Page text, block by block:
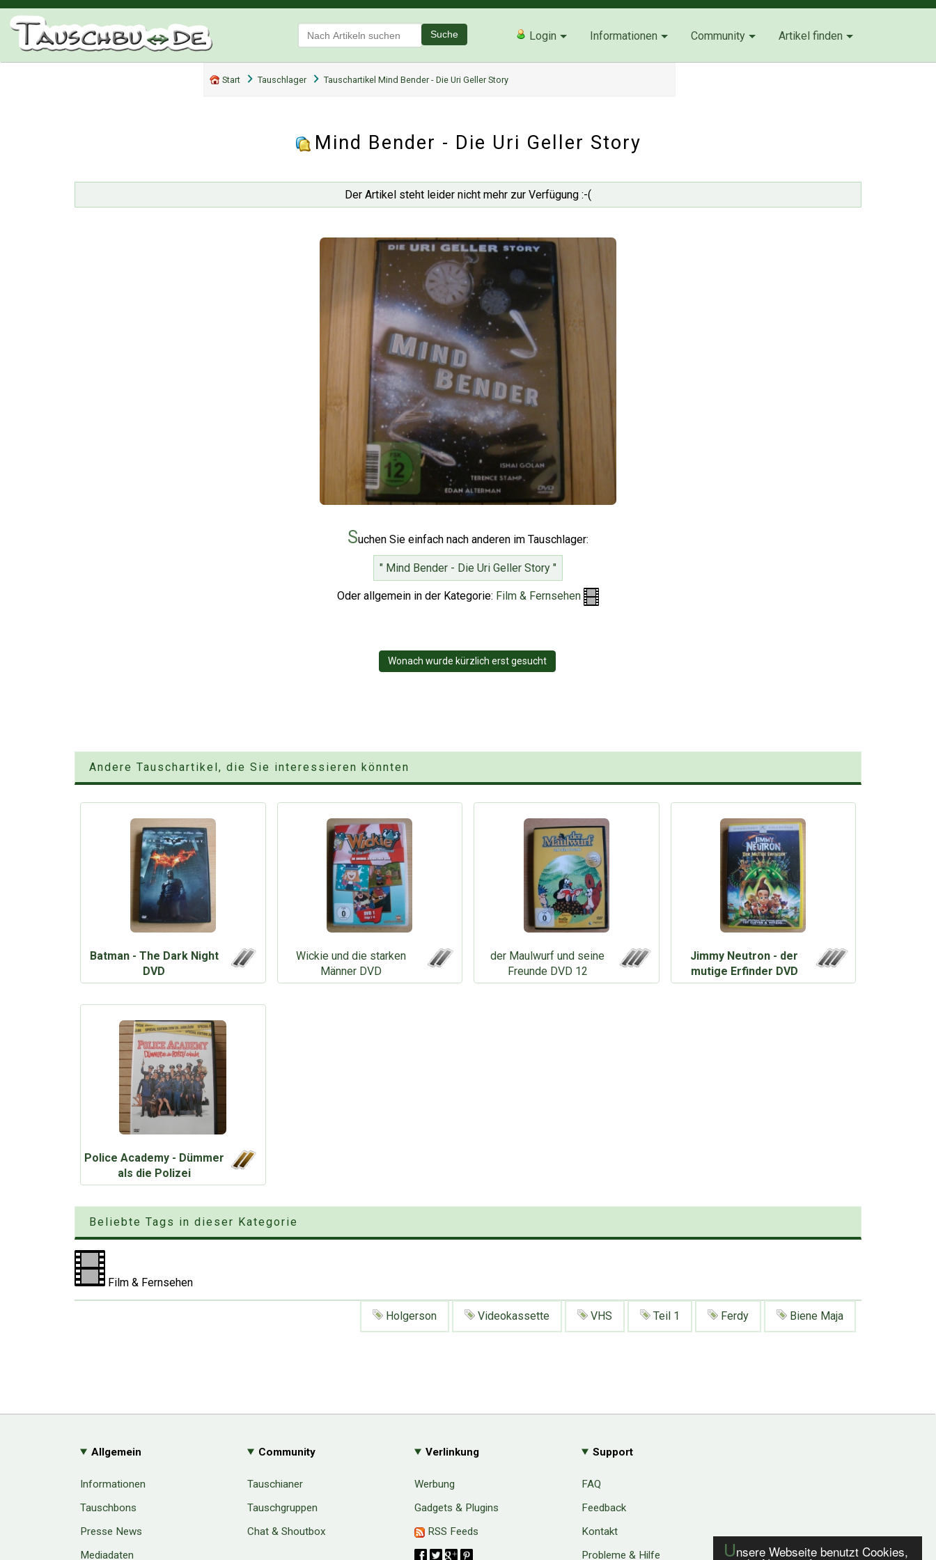
Unsere Webseite benutzt Cookies,
Suche Login Informationen Community Artikel finden
Start Tauschlager Tauschartikel Mind Bender - Die Uri Geller Story
Mind Bender - Die Uri Geller Story
Der Artikel steht leider nicht mehr zur Verfügung :-(
Suchen Sie einfach nach anderen im Tauschlager:
" Mind Bender - Die Uri Geller Story "
Oder allgemein in der Kategorie: Film & Fernsehen
Wonach wurde kürzlich erst gesucht
Andere Tauschartikel, die Sie interessieren könnten
Batman - The Dark Night
DVD
Wickie und die starken
Männer DVD
der Maulwurf und seine
Freunde DVD 12
Jimmy Neutron - der
mutige Erfinder DVD
Police Academy - Dümmer
als die Polizei
Beliebte Tags in dieser Kategorie
Film & Fernsehen
Holgerson Videokassette VHS Teil 1 Ferdy Biene Maja
Allgemein
Informationen
Tauschbons
Presse News
Mediadaten
Community
Tauschianer
Tauschgruppen
Chat & Shoutbox
Verlinkung
Werbung
Gadgets & Plugins
RSS Feeds
Support
FAQ
Feedback
Kontakt
Probleme & Hilfe